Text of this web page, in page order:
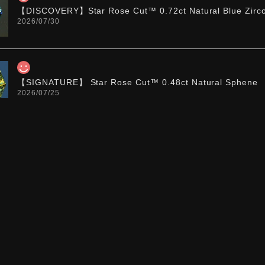
【DISCOVERY】Star Rose Cut™️ 0.72ct Natural Blue
2026/07/30
【SIGNATURE】 Star Rose Cut™️ 0.48ct Natural Sphene
2026/07/25